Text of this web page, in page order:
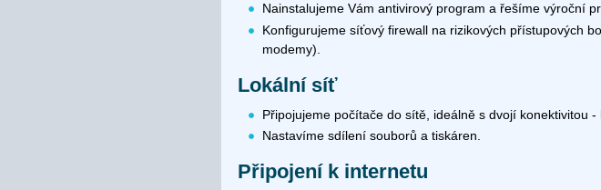
Nainstalujeme Vám antivirový program a řešíme výroční
Konfigurujeme síťový firewall na rizikových přístupových
modemy).
Lokální síť
Připojujeme počítače do sítě, ideálně s dvojí konektivitou -
Nastavíme sdílení souborů a tiskáren.
Připojení k internetu